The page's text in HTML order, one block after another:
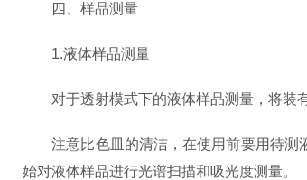
四、样品测量
1.液体样品测量
对于透射模式下的液体样品测量，将装有
注意比色皿的清洁，在使用前要用待测液
始对液体样品进行光谱扫描和吸光度测量。